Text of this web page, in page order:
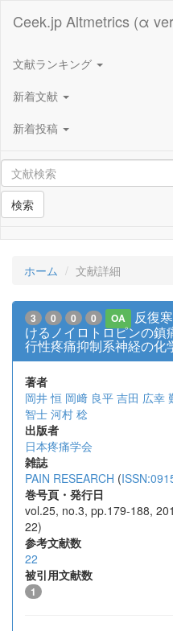
Ceek.jp Altmetrics (α
文献ランキング
新着文献
新着投稿
検索
ホーム 文献詳細
3 0 0 0 OA
反復
けるノイロトロピンの
行性疼痛抑制系神経の化
著者
岡井 恒 岡﨑 良平 吉田 広幸
智士 河村 稔
出版者
日本疼痛学会
雑誌
PAIN RESEARCH (
巻号頁・発行日
vol.25, no.3, pp.179-188,
22)
参考文献数
22
被引用文献数
1